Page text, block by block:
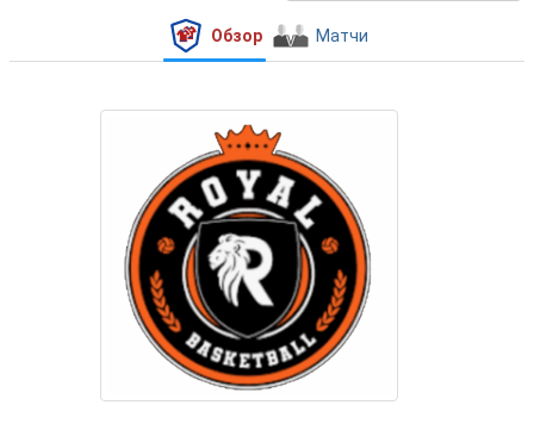
Обзор Матчи